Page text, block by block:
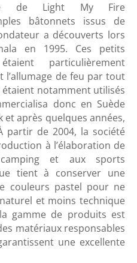
de Light My Fire
bâtonnets issus de
a découverts lors
en 1995. Ces petits
particulièrement
l’allumage de feu par tout
notamment utilisés
donc en Suède
après quelques années,
partir de 2004, la société
à l’élaboration de
et aux sports
tient à conserver une
couleurs pastel pour ne
et moins technique
gamme de produits est
matériaux responsables
une excellente